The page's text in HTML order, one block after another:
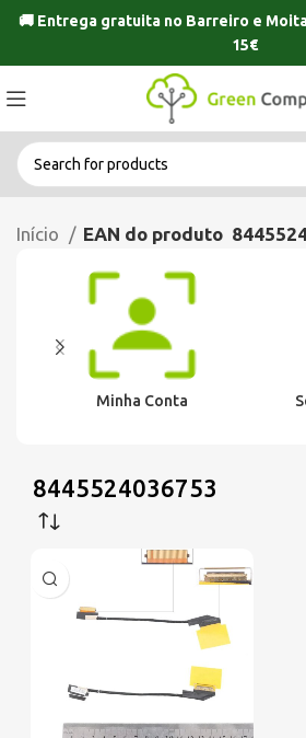
🚚 Entrega gratuita no Barreiro e
15€
Início EAN do produto
Minha Conta
8445524036753